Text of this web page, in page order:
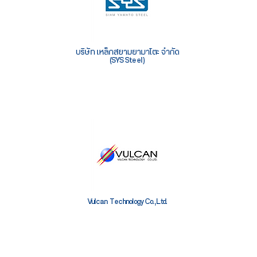
บริษัท เหล็กสยามยามาโตะ จำกัด
(SYS Steel)
Vulcan Technology Co.,Ltd.